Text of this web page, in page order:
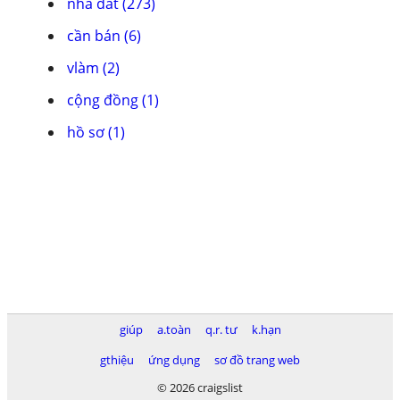
cần bán (6)
vlàm (2)
cộng đồng (1)
hồ sơ (1)
giúp a.toàn q.r. tư
k.hạn
gthiệu
ứng dụng
sơ đồ trang web
© 2026 craigslist